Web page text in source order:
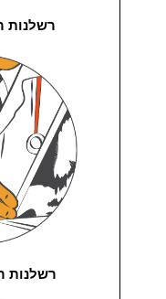
רשלנות
רשלנות